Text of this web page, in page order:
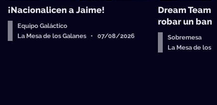
¡Nacionalicen a Jaime!
Equipo Galáctico
La Mesa de los Galanes • 07/08/2026
Dream Team
robar un
Sobremesa
La Mesa de